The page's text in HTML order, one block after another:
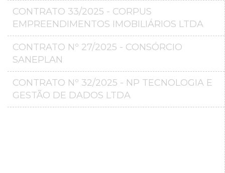
CONTRATO 33/2025 - CORPUS
EMPREENDIMENTOS IMOBILIÁRIOS LTDA
CONTRATO Nº 27/2025 - CONSÓRCIO
SANEPLAN
CONTRATO Nº 32/2025 - NP TECNOLOGIA E
GESTÃO DE DADOS LTDA